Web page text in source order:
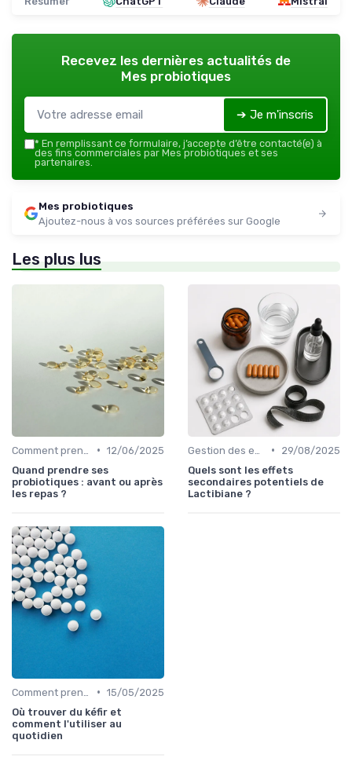
Recevez les dernières actualités de
Mes probiotiques
➔ Je m'inscris
* En remplissant ce formulaire, j’accepte d’être contacté(e) à
des fins commerciales par Mes probiotiques et ses
partenaires.
Mes probiotiques
Ajoutez-nous à vos sources préférées sur Google
Les plus lus
• 12/06/2025
Quand prendre ses
probiotiques : avant ou après
les repas ?
•
29/08/2025
Quels sont les effets
secondaires potentiels de
Lactibiane ?
• 15/05/2025
Où trouver du kéfir et
comment l'utiliser au
quotidien